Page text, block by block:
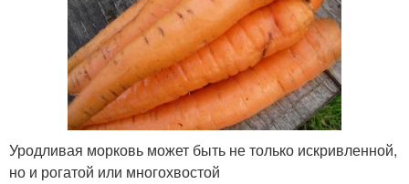
Уродливая морковь может быть не только искривленной,
но и рогатой или многохвостой